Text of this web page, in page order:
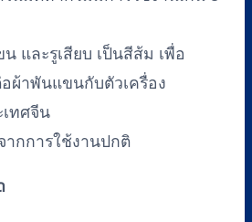
และรูเสียบ เป็นสีส้ม เพื่อ
อผ้าพันแขนกับตัวเครื่อง
เทศจีน
ากการใช้งานปกติ